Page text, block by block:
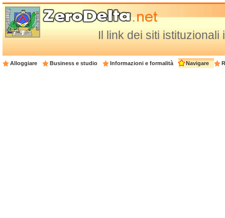
Il link dei siti
Alloggiare Business e studio Informazioni e formalità Navigare